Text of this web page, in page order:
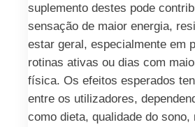
suplemento destes pode
sensação de maior energia,
estar geral, especialmente em
rotinas ativas ou dias com
física. Os efeitos esperados
entre os utilizadores,
como dieta, qualidade do